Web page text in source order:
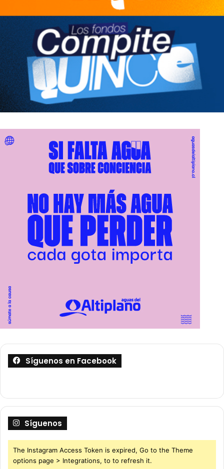
Síguenos en Facebook
Síguenos
The Instagram Access Token is expired, Go to the Theme
options page > Integrations, to to refresh it.